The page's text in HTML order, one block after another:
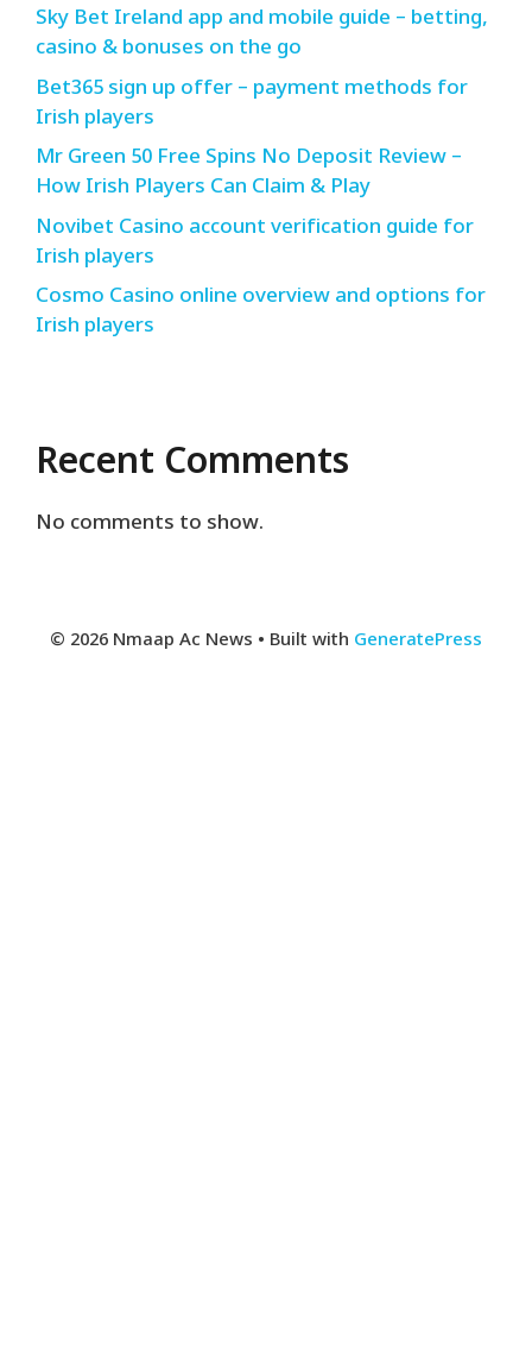
Sky Bet Ireland app and mobile guide – betting,
casino & bonuses on the go
Bet365 sign up offer – payment methods for
Irish players
Mr Green 50 Free Spins No Deposit Review –
How Irish Players Can Claim & Play
Novibet Casino account verification guide for
Irish players
Cosmo Casino online overview and options for
Irish players
Recent Comments
No comments to show.
© 2026 Nmaap Ac News • Built with GeneratePress